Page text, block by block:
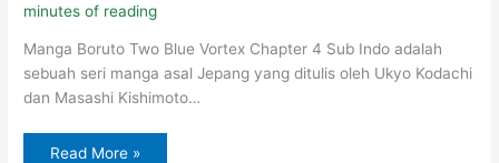
minutes of reading
Manga Boruto Two Blue Vortex Chapter 4 Sub Indo adalah
sebuah seri manga asal Jepang yang ditulis oleh Ukyo Kodachi
dan Masashi Kishimoto…
Read More »